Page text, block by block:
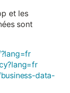
et les
sont
data-